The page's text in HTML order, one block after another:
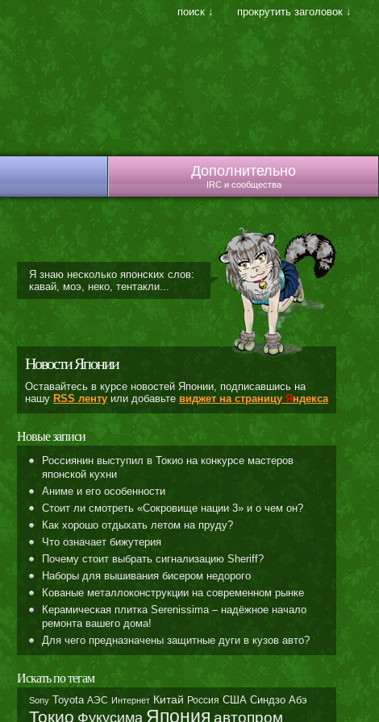
Дополнительно
IRC и сообщества
поиск ↓ прокрутить заголовок ↓
Я знаю несколько японских слов:
кавай, моэ, неко, тентакли...
Новости Японии
Оставайтесь в курсе новостей Японии, подписавшись на
нашу RSS лентуили добавьте виджет на страницу Яндекса
Новые записи
Россиянин выступил в Токио на конкурсе мастеров
японской кухни
Аниме и его особенности
Стоит ли смотреть «Сокровище нации 3» и о чем он?
Как хорошо отдыхать летом на пруду?
Что означает бижутерия
Почему стоит выбрать сигнализацию Sheriff?
Наборы для вышивания бисером недорого
Кованые металлоконструкции на современном рынке
Керамическая плитка Serenissima – надёжное начало
ремонта вашего дома!
Для чего предназначены защитные дуги в кузов авто?
Искать по тегам
Sony Toyota АЭС Интернет Китай Россия США Синдзо Абэ
Токио Фукусима Япония автопром